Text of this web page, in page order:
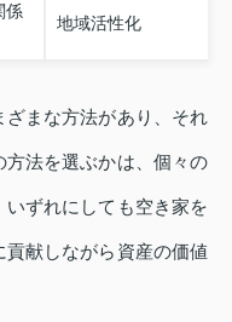
係
地域活性化
ざまな方法があり、それ
法を選ぶかは、個々の
ずれにしても空き家を
献しながら資産の価値